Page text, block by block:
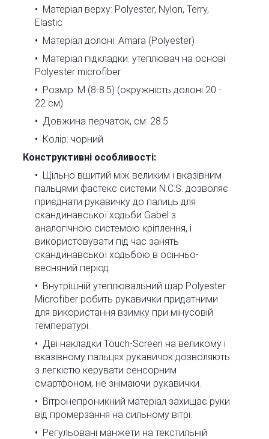
Матеріал верху: Polyester, Nylon, Terry,
Elastic
Матеріал долоні: Amara (Polyester)
Матеріал підкладки: утеплювач на основі
Polyester microfiber
Розмір: M (8-8.5) (окружність долоні 20 -
22 см)
Довжина перчаток, см: 28.5
Колір: чорний
Конструктивні особливості:
Щільно вшитий між великим і вказівним
пальцями фастекс системи N.C.S. дозволяє
приєднати рукавичку до палиць для
скандинавської ходьби Gabel з
аналогічною системою кріплення, і
використовувати під час занять
скандинавської ходьбою в осінньо-
весняний період.
Внутрішній утеплювальний шар Polyester
Microfiber робить рукавички придатними
для використання взимку при мінусовій
температурі.
Дві накладки Touch-Screen на великому і
вказівному пальцях рукавичок дозволяють
з легкістю керувати сенсорним
смартфоном, не знімаючи рукавички.
Вітронепроникний матеріал захищає руки
від промерзання на сильному вітрі.
Регульовані манжети на текстильній